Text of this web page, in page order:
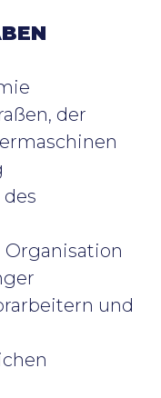
der
Organisation
und